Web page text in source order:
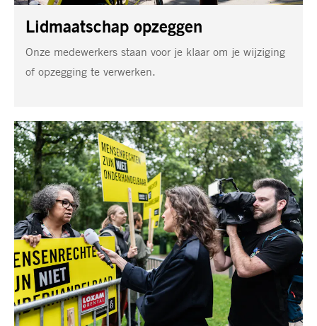
Lidmaatschap opzeggen
Onze medewerkers staan voor je klaar om je wijziging
of opzegging te verwerken.
Veelgestelde
vragen